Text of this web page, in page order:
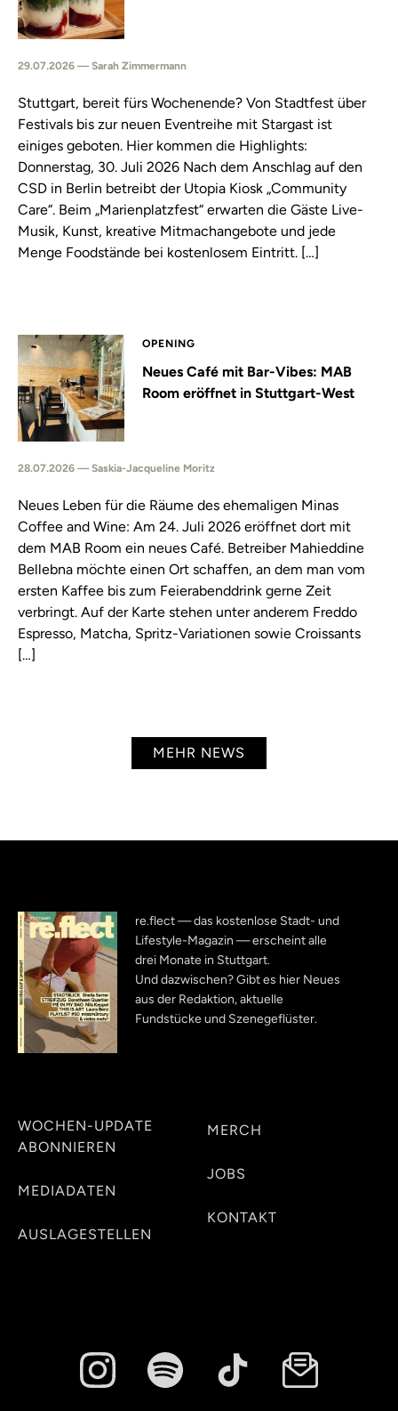
29.07.2026 — Sarah Zimmermann
Stuttgart, bereit fürs Wochenende? Von Stadtfest über
Festivals bis zur neuen Eventreihe mit Stargast ist
einiges geboten. Hier kommen die Highlights:
Donnerstag, 30. Juli 2026 Nach dem Anschlag auf den
CSD in Berlin betreibt der Utopia Kiosk „Community
Care“. Beim „Marienplatzfest“ erwarten die Gäste Live-
Musik, Kunst, kreative Mitmachangebote und jede
Menge Foodstände bei kostenlosem Eintritt. […]
OPENING
Neues Café mit Bar-Vibes: MAB
Room eröffnet in Stuttgart-West
28.07.2026 — Saskia-Jacqueline Moritz
Neues Leben für die Räume des ehemaligen Minas
Coffee and Wine: Am 24. Juli 2026 eröffnet dort mit
dem MAB Room ein neues Café. Betreiber Mahieddine
Bellebna möchte einen Ort schaffen, an dem man vom
ersten Kaffee bis zum Feierabenddrink gerne Zeit
verbringt. Auf der Karte stehen unter anderem Freddo
Espresso, Matcha, Spritz-Variationen sowie Croissants
[…]
MEHR NEWS
re.flect — das kostenlose Stadt- und
Lifestyle-Magazin — erscheint alle
drei Monate in Stuttgart.
Und dazwischen? Gibt es hier Neues
aus der Redaktion, aktuelle
Fundstücke und Szenegeflüster.
WOCHEN-UPDATE
ABONNIEREN
MEDIADATEN
AUSLAGESTELLEN
MERCH
JOBS
KONTAKT